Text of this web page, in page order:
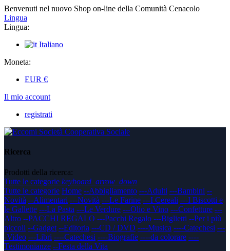
Benvenuti nel nuovo Shop on-line della Comunità Cenacolo
Lingua
Lingua:
Italiano
Moneta:
EUR €
Il mio account
registrati
Ricerca
Prodotti della ricerca:
Tutte le categorie keyboard_arrow_down
Tutte le categorie Home --Abbigliamento ---Adulti ---Bambini --
Novità --Alimentari ---Novità ---Le Farine ---I Cereali ---I Biscotti e
le Gallette ---La Pasta ---Le Verdure ---Olio e Vino ---Confetture ---
Altro --PACCHI REGALO ---Pacchi Regalo ---Biglietti --Per i più
piccoli --Gadget --Editoria ---CD / DVD ----Musica ----Catechesi ---
-Video ---Libri ----Catechesi ----Biografie ----da colorare ----
Testimonianze --Festa della Vita